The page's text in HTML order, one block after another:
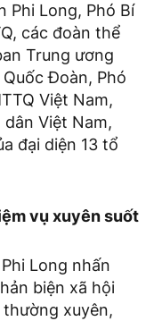
Phi Long, Phó Bí
các đoàn thể
Trung ương
Đoàn, Phó
Việt Nam,
Việt Nam,
đại diện 13 tổ
vụ xuyên suốt
Long nhấn
biện xã hội
xuyên,